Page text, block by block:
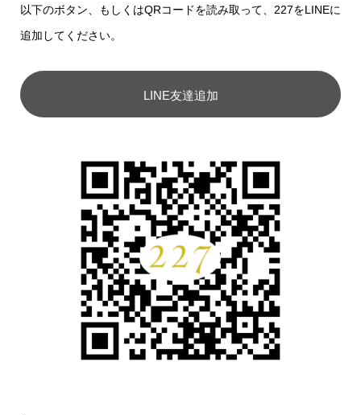
以下のボタン、もしくはQRコードを読み取って、227をLINEに
追加してください。
LINE友達追加